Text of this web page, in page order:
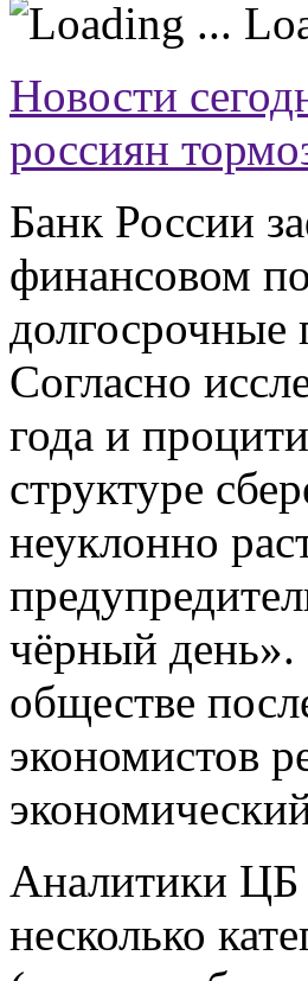
Новости
россиян
Банк России
финансовом
долгосрочные
Согласно
года и
структуре
неуклонно
чёрный день».
обществе
экономистов
Аналитики ЦБ
несколько